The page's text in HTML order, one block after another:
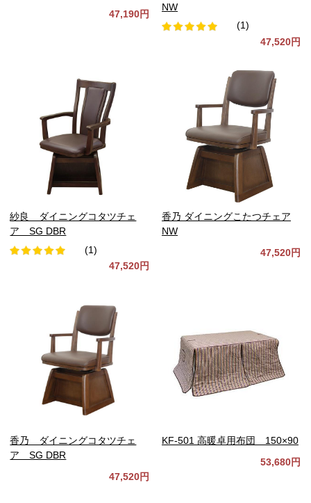
47,190円
NW
(1)
47,520円
紗良 ダイニングコタツチェ
ア SG DBR
(1)
47,520円
香乃 ダイニングこたつチェア
NW
47,520円
香乃 ダイニングコタツチェ
ア SG DBR
47,520円
KF-501 高暖卓用布団 150×90
53,680円